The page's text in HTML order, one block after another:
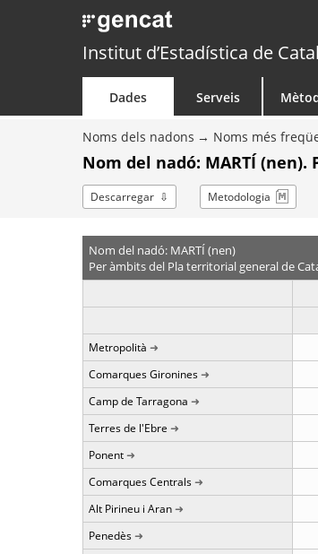
Institut d’Estadística de
Dades Serveis
Noms dels nadons Noms més
Nom del nadó: MARTÍ (nen).
Descarregar Metodologia
Nom del nadó: MARTÍ (nen)
Per àmbits del Pla territorial general de
Metropolità
Comarques Gironines
Camp de Tarragona
Terres de l'Ebre
Ponent
Comarques Centrals
Alt Pirineu i Aran
Penedès